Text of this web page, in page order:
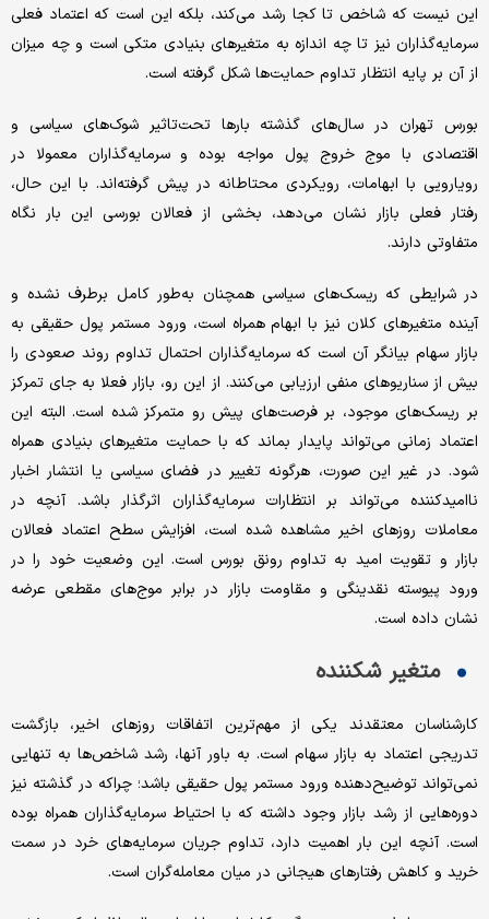
این نیست که شاخص تا کجا رشد می‌کند، بلکه این است که اعتماد فعلی
سرمایه‌گذاران نیز تا چه اندازه به متغیرهای بنیادی متکی است و چه میزان
از آن بر پایه انتظار تداوم حمایت‌ها شکل گرفته است.
بورس تهران در سال‌های گذشته بارها تحت‌تاثیر شوک‌های سیاسی و
اقتصادی با موج خروج پول مواجه بوده و سرمایه‌گذاران معمولا در
رویارویی با ابهامات، رویکردی محتاطانه در پیش گرفته‌اند. با این حال،
رفتار فعلی بازار نشان می‌دهد، بخشی از فعالان بورسی این بار نگاه
متفاوتی دارند.
در شرایطی که ریسک‌های سیاسی همچنان به‌طور کامل برطرف نشده و
آینده متغیرهای کلان نیز با ابهام همراه است، ورود مستمر پول حقیقی به
بازار سهام بیانگر آن است که سرمایه‌گذاران احتمال تداوم روند صعودی را
بیش از سناریوهای منفی ارزیابی می‌کنند. از این رو، بازار فعلا به جای تمرکز
بر ریسک‌های موجود، بر فرصت‌های پیش رو متمرکز شده است. البته این
اعتماد زمانی می‌تواند پایدار بماند که با حمایت متغیرهای بنیادی همراه
شود. در غیر این صورت، هرگونه تغییر در فضای سیاسی یا انتشار اخبار
ناامیدکننده می‌تواند بر انتظارات سرمایه‌گذاران اثرگذار باشد. آنچه در
معاملات روزهای اخیر مشاهده ‌شده است، افزایش سطح اعتماد فعالان
بازار و تقویت امید به تداوم رونق بورس است. این وضعیت خود را در
ورود پیوسته نقدینگی و مقاومت بازار در برابر موج‌های مقطعی عرضه
نشان داده است.
متغیر شکننده
کارشناسان معتقدند یکی از مهم‌ترین اتفاقات روزهای اخیر، بازگشت
تدریجی اعتماد به بازار سهام است. به باور آنها، رشد شاخص‌ها به تنهایی
نمی‌تواند توضیح‌دهنده ورود مستمر پول حقیقی باشد؛ چراکه در گذشته نیز
دوره‌هایی از رشد بازار وجود داشته که با احتیاط سرمایه‌گذاران همراه بوده
است. آنچه این بار اهمیت دارد، تداوم جریان سرمایه‌های خرد در سمت
خرید و کاهش رفتارهای هیجانی در میان معامله‌گران است.